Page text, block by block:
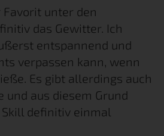
unter den
das Gewitter. Ich
entspannend und
verpassen kann, wenn
Es gibt allerdings auch
und aus diesem Grund
definitiv einmal